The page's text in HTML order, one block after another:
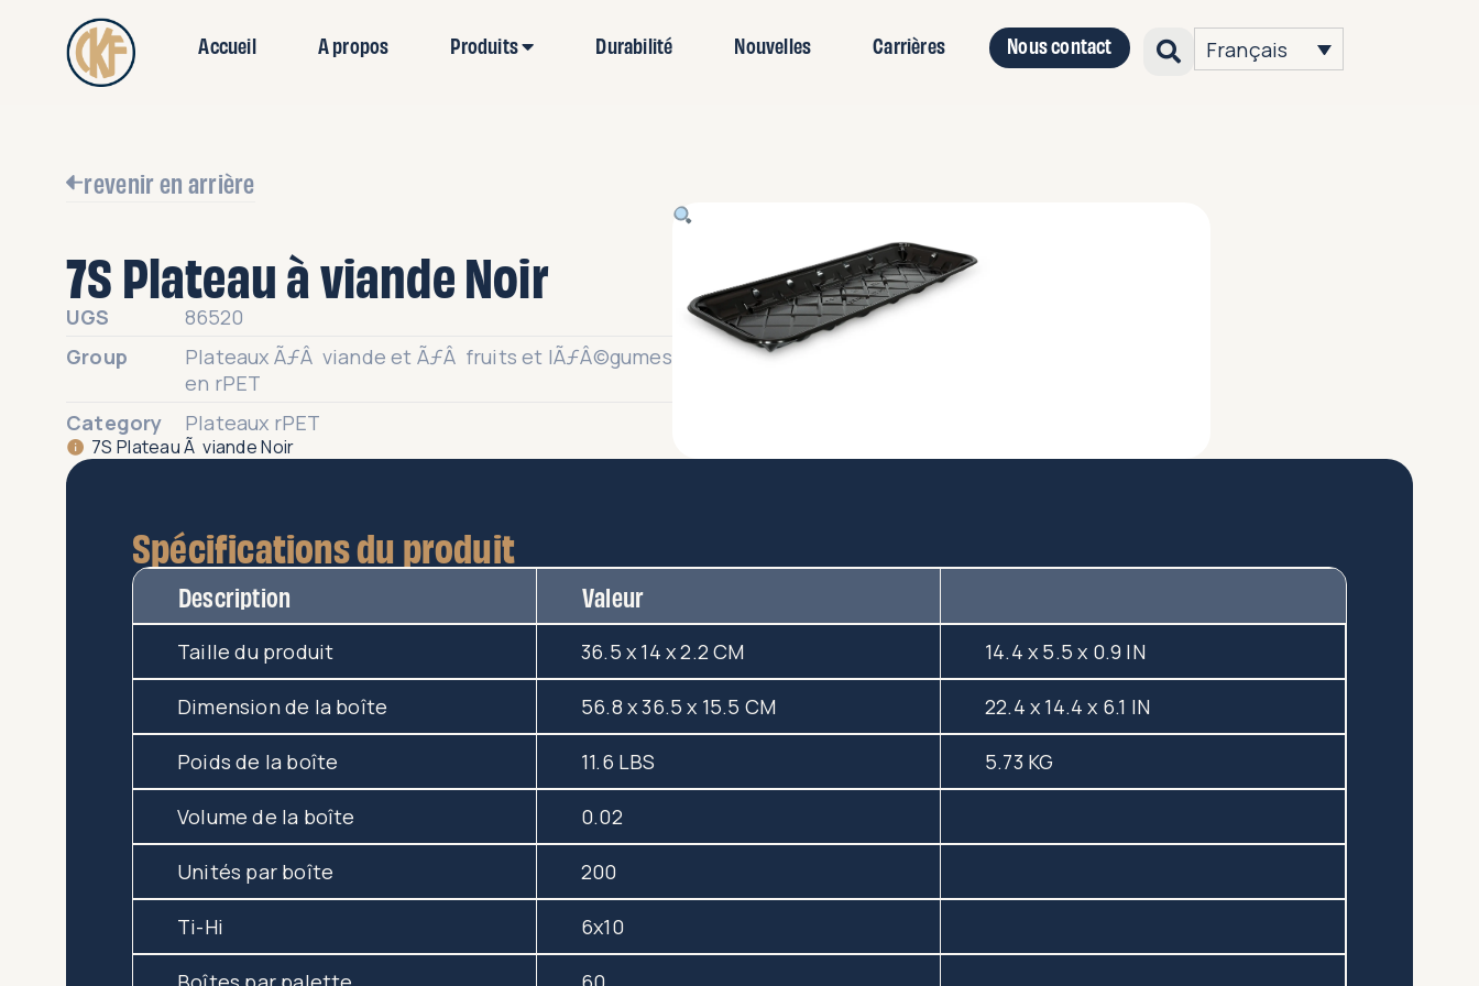
Accueil A propos Produits Durabilité Nouvelles Carrières Nous contact Français
revenir en arrière
7S Plateau à viande Noir
UGS
86520
Group
Plateaux ÃƒÂ viande et ÃƒÂ fruits et lÃƒÂ©gumes
en rPET
Category
Plateaux rPET
7S Plateau Ã viande Noir
Spécifications du produit
Description Valeur
Taille du produit 36.5 x 14 x 2.2 CM 14.4 x 5.5 x 0.9 IN
Dimension de la boîte 56.8 x 36.5 x 15.5 CM 22.4 x 14.4 x 6.1 IN
Poids de la boîte 11.6 LBS 5.73 KG
Volume de la boîte 0.02
Unités par boîte 200
Ti-Hi 6x10